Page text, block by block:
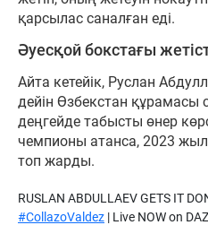
қарсылас саналған еді.
Әуесқой бокстағы
Айта кетейік, Руслан
дейін Өзбекстан құрамасы
деңгейде табысты өнер
чемпионы атанса, 2023
топ жарды.
RUSLAN ABDULLAEV GETS IT
#CollazoValdez | Live NOW on